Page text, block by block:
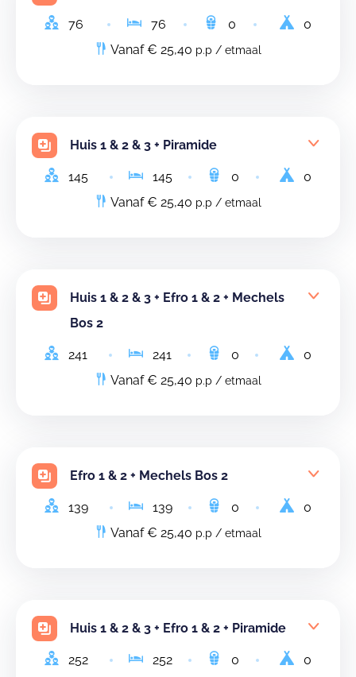
76 76 0
0
Vanaf € 25,40 p.p / etmaal
Huis 1 & 2 & 3 + Piramide
145 145 0
0
Vanaf € 25,40 p.p / etmaal
Huis 1 & 2 & 3 + Efro 1 & 2 + Mechels
Bos 2
241 241 0
0
Vanaf € 25,40 p.p / etmaal
Efro 1 & 2 + Mechels Bos 2
139 139 0
0
Vanaf € 25,40 p.p / etmaal
Huis 1 & 2 & 3 + Efro 1 & 2 + Piramide
252 252 0
0